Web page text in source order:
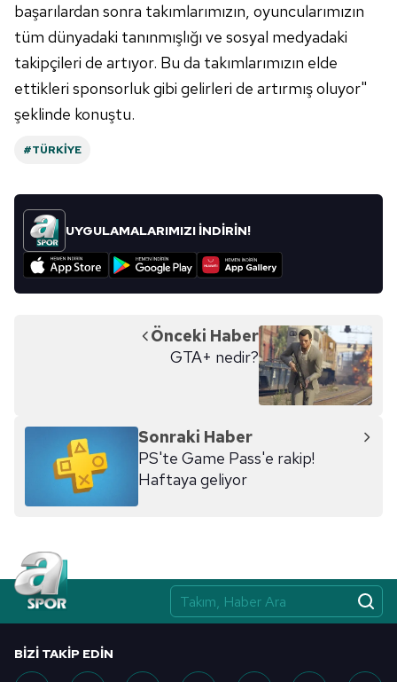
başarılardan sonra takımlarımızın, oyuncularımızın
tüm dünyadaki tanınmışlığı ve sosyal medyadaki
takipçileri de artıyor. Bu da takımlarımızın elde
ettikleri sponsorluk gibi gelirleri de artırmış oluyor"
şeklinde konuştu.
#TÜRKIYE
UYGULAMALARIMIZI İNDİRİN!
Önceki Haber
GTA+ nedir?
Sonraki Haber
PS'te Game Pass'e rakip!
Haftaya geliyor
BIZI TAKIP EDIN